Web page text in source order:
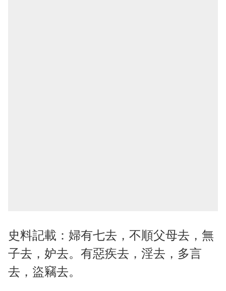
史料記載：婦有七去，不順父母去，無
子去，妒去。有惡疾去，淫去，多言
去，盜竊去。